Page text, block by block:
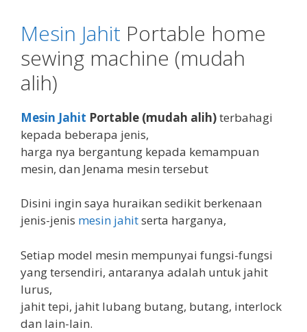
Mesin Jahit Portable home
sewing machine (mudah
alih)
Mesin Jahit Portable (mudah alih)terbahagi
kepada beberapa jenis,
harga nya bergantung kepada kemampuan
mesin, dan Jenama mesin tersebut
Disini ingin saya huraikan sedikit berkenaan
jenis-jenis mesin jahitserta harganya,
Setiap model mesin mempunyai fungsi-fungsi
yang tersendiri, antaranya adalah untuk jahit
lurus,
jahit tepi, jahit lubang butang, butang, interlock
dan lain-lain.